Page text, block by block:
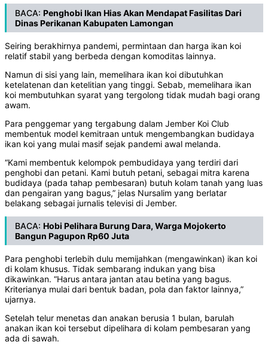
BACA: Penghobi Ikan Hias Akan Mendapat Fasilitas Dari
Dinas Perikanan Kabupaten Lamongan
Seiring berakhirnya pandemi, permintaan dan harga ikan koi
relatif stabil yang berbeda dengan komoditas lainnya.
Namun di sisi yang lain, memelihara ikan koi dibutuhkan
ketelatenan dan ketelitian yang tinggi. Sebab, memelihara ikan
koi membutuhkan syarat yang tergolong tidak mudah bagi orang
awam.
Para penggemar yang tergabung dalam Jember Koi Club
membentuk model kemitraan untuk mengembangkan budidaya
ikan koi yang mulai masif sejak pandemi awal melanda.
“Kami membentuk kelompok pembudidaya yang terdiri dari
penghobi dan petani. Kami butuh petani, sebagai mitra karena
budidaya (pada tahap pembesaran) butuh kolam tanah yang luas
dan pengairan yang bagus,” jelas Nursalim yang berlatar
belakang sebagai jurnalis televisi di Jember.
BACA: Hobi Pelihara Burung Dara, Warga Mojokerto
Bangun Pagupon Rp60 Juta
Para penghobi terlebih dulu memijahkan (mengawinkan) ikan koi
di kolam khusus. Tidak sembarang indukan yang bisa
dikawinkan. “Harus antara jantan atau betina yang bagus.
Kriterianya mulai dari bentuk badan, pola dan faktor lainnya,”
ujarnya.
Setelah telur menetas dan anakan berusia 1 bulan, barulah
anakan ikan koi tersebut dipelihara di kolam pembesaran yang
ada di sawah.